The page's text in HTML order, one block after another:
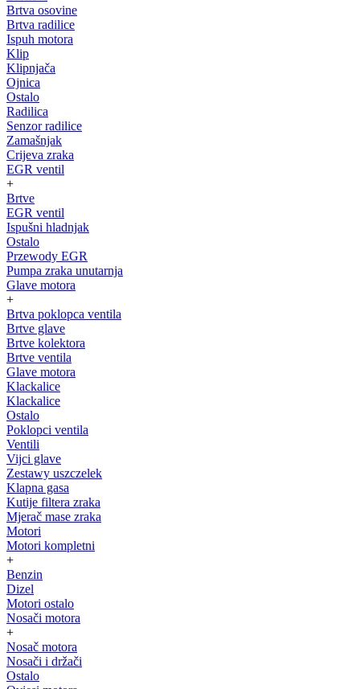
Brtva osovine
Brtva radilice
Ispuh motora
Klip
Klipnjača
Ojnica
Ostalo
Radilica
Senzor radilice
Zamašnjak
Crijeva zraka
EGR ventil
+
Brtve
EGR ventil
Ispušni hladnjak
Ostalo
Przewody EGR
Pumpa zraka unutarnja
Glave motora
+
Brtva poklopca ventila
Brtve glave
Brtve kolektora
Brtve ventila
Glave motora
Klackalice
Klackalice
Ostalo
Poklopci ventila
Ventili
Vijci glave
Zestawy uszczelek
Klapna gasa
Kutije filtera zraka
Mjerač mase zraka
Motori
Motori kompletni
+
Benzin
Dizel
Motori ostalo
Nosači motora
+
Nosač motora
Nosači i držači
Ostalo